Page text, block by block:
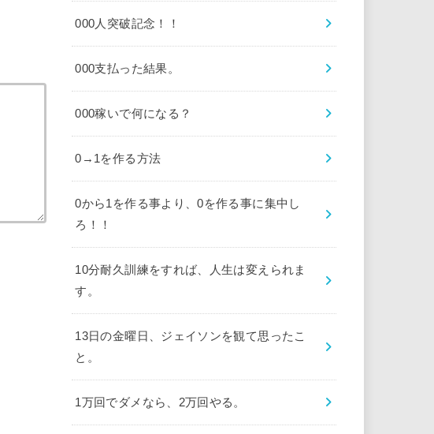
000人突破記念！！
000支払った結果。
000稼いで何になる？
0→1を作る方法
0から1を作る事より、0を作る事に集中し
ろ！！
10分耐久訓練をすれば、人生は変えられま
す。
13日の金曜日、ジェイソンを観て思ったこ
と。
1万回でダメなら、2万回やる。